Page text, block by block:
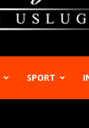
SPORT